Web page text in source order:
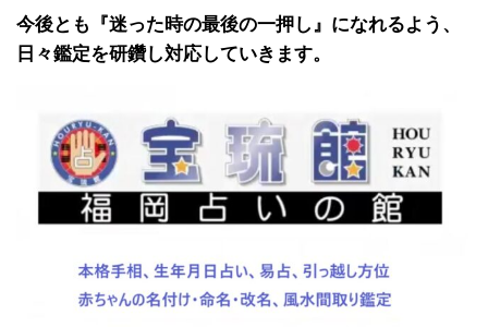
今後とも『迷った時の最後の一押し』になれるよう、
日々鑑定を研鑽し対応していきます。